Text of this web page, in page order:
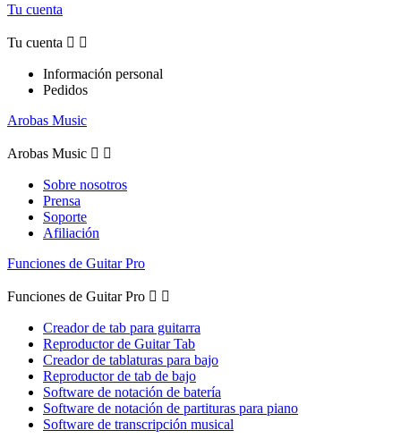
Tu cuenta
Tu cuenta  
Información personal
Pedidos
Arobas Music
Arobas Music  
Sobre nosotros
Prensa
Soporte
Afiliación
Funciones de Guitar Pro
Funciones de Guitar Pro  
Creador de tab para guitarra
Reproductor de Guitar Tab
Creador de tablaturas para bajo
Reproductor de tab de bajo
Software de notación de batería
Software de notación de partituras para piano
Software de transcripción musical